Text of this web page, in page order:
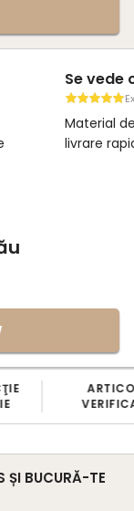
Rochița
Rochița
Materialul
BANII ÎNAPOI
ÎN 7 ZILE
ȘI BUCURĂ-TE